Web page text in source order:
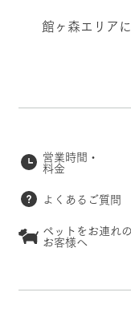
館ヶ森エリア
営業時間・
料金
よくあるご質問
ペットをお連れの
お客様へ